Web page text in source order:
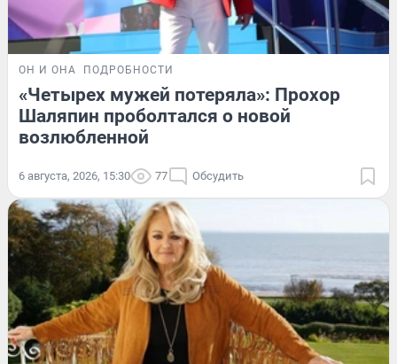
ОН И ОНА ПОДРОБНОСТИ
«Четырех мужей потеряла»: Прохор
Шаляпин проболтался о новой
возлюбленной
6 августа, 2026, 15:30 77 Обсудить